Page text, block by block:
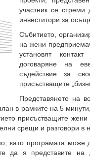
участник се
инвеститори за
Събитието,
на жени
установят
договаряне на
съдействие за
присъстващите
Представянето на
в рамките на 5
присъстващите
срещи и разговори в
като програмата
да я представите на